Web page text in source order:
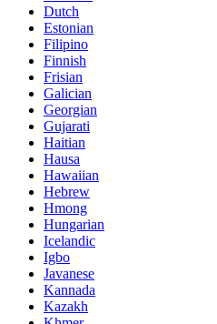
Dutch
Estonian
Filipino
Finnish
Frisian
Galician
Georgian
Gujarati
Haitian
Hausa
Hawaiian
Hebrew
Hmong
Hungarian
Icelandic
Igbo
Javanese
Kannada
Kazakh